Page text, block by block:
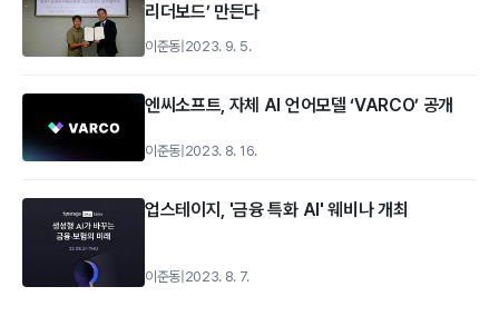
리더보드’ 만든다
이준동 2023. 9. 5.
엔씨소프트, 자체 AI 언어모델 ‘VARCO’ 공개
이준동 2023. 8. 16.
업스테이지, '금융 특화 AI' 웨비나 개최
이준동|2023. 8. 7.